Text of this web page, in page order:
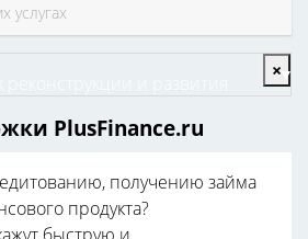
услугах
×
PlusFinance.ru
получению займа
продукта?